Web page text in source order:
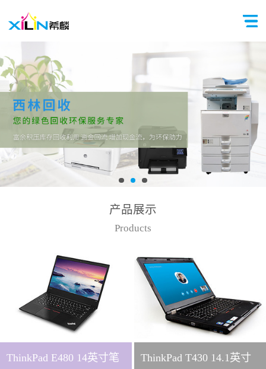
产品展示
Products
ThinkPad E480 14英寸笔
ThinkPad T430 14.1英寸